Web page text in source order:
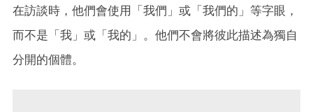
在訪談時，他們會使用「我們」或「我們的」等字眼，
而不是「我」或「我的」。他們不會將彼此描述為獨自
分開的個體。